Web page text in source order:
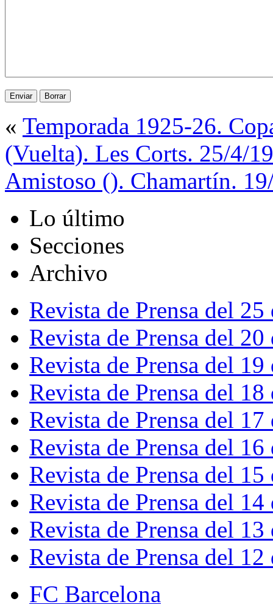
« Temporada 1925-26.
(Vuelta). Les Corts. 25/4/
Amistoso (). Chamartín.
Lo último
Secciones
Archivo
Revista de Prensa del
Revista de Prensa del
Revista de Prensa del
Revista de Prensa del
Revista de Prensa del
Revista de Prensa del
Revista de Prensa del
Revista de Prensa del
Revista de Prensa del
Revista de Prensa del
FC Barcelona